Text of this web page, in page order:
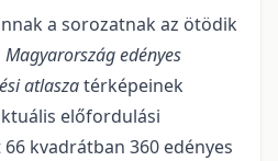
a sorozatnak az ötödik
Magyaror­szág edényes
atlaszatérképeinek
előfordulási
kvadrátban 360 edényes